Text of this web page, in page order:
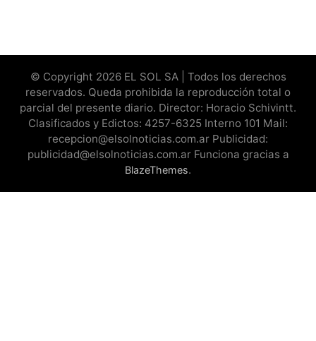
© Copyright 2026 EL SOL SA | Todos los derechos
reservados. Queda prohibida la reproducción total o
parcial del presente diario. Director: Horacio Schivintt.
Clasificados y Edictos: 4257-6325 Interno 101 Mail:
recepcion@elsolnoticias.com.ar Publicidad:
publicidad@elsolnoticias.com.ar Funciona gracias a
BlazeThemes.